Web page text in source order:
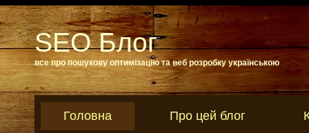
SEO Блог
все про пошукову оптимізацію та веб розробку українською
Головна Про цей блог